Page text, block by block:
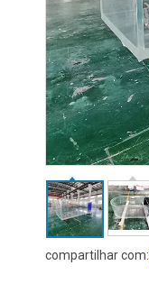
compartilhar com: